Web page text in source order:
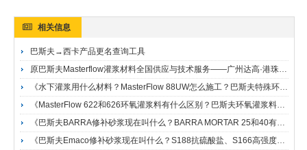
相关信息
巴斯夫→西卡产品更名查询工具
《水下灌浆用什么材料？MasterFlow 88UW怎么施工？巴斯夫特殊环境灌浆方案——广州达高，国家级工程技术支持》
《MasterFlow 622和626环氧灌浆料有什么区别？巴斯夫环氧灌浆料全系列选型——广州达高，原巴斯夫25年技术团队》
《巴斯夫BARRA修补砂浆现在叫什么？BARRA MORTAR 25和40有什么区别？——广州达高，原巴斯夫全系列技术承接》
《巴斯夫Emaco修补砂浆现在叫什么？S188抗硫酸盐、S166高强度修补怎么选？——广州达高，原巴斯夫全系列技术承接》